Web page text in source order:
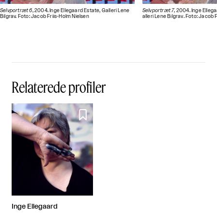
Selvportræt 6, 2004. Inge Ellegaard Estate, Galleri Lene
Bilgrav. Foto: Jacob Friis-Holm Nielsen
Selvportræt 7, 2004. Inge
alleri Lene Bilgrav. Foto: Jacob
Relaterede profiler

Inge Ellegaard